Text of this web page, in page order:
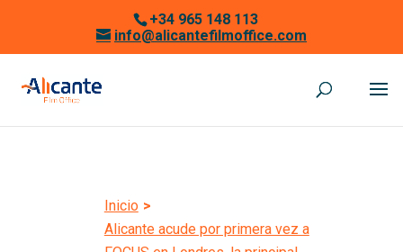
+34 965 148 113
info@alicantefilmoffice.com
Inicio >
Alicante acude por primera vez a